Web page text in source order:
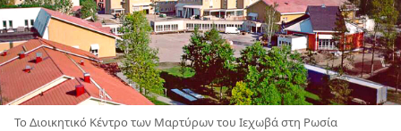
Το Διοικητικό Κέντρο των Μαρτύρων του Ιεχωβά στη Ρωσία